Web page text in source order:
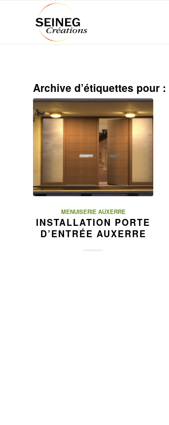
Archive d’étiquettes pour :
MENUISERIE AUXERRE
INSTALLATION PORTE
D’ENTRÉE AUXERRE